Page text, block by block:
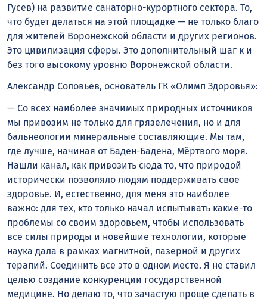
Гусев) на развитие санаторно-курортного сектора. То,
что будет делаться на этой площадке — не только благо
для жителей Воронежской области и других регионов.
Это цивилизация сферы. Это дополнительный шаг к и
без того высокому уровню Воронежской области.
Александр Соловьев, основатель ГК «Олимп Здоровья»:
— Со всех наиболее значимых природных источников
мы привозим не только для грязелечения, но и для
бальнеологии минеральные составляющие. Мы там,
где лучше, начиная от Баден-Бадена, Мёртвого моря.
Нашли канал, как привозить сюда то, что природой
исторически позволяло людям поддерживать свое
здоровье. И, естественно, для меня это наиболее
важно: для тех, кто только начал испытывать какие-то
проблемы со своим здоровьем, чтобы использовать
все силы природы и новейшие технологии, которые
наука дала в рамках магнитной, лазерной и других
терапий. Соединить все это в одном месте. Я не ставил
целью создание конкуренции государственной
медицине. Но делаю то, что зачастую проще сделать в